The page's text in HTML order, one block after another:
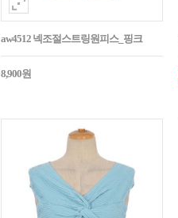
aw4512 넥조절스트링원피스_핑크
8,900원